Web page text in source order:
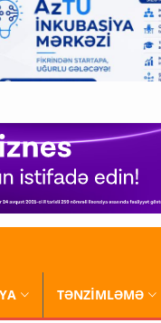
TƏNZİMLƏMƏ